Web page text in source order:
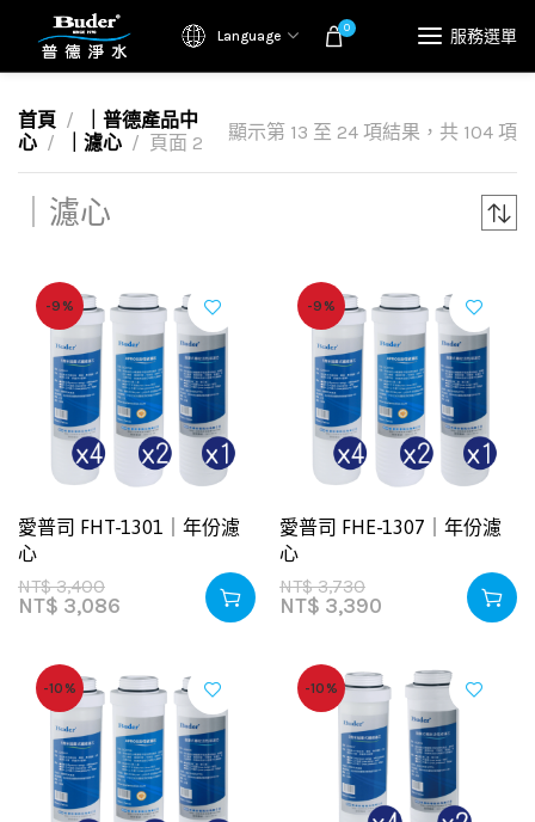
Language 0 服務選單
首頁
｜普德產品中
心
｜濾心 頁面 2 顯示第 13 至 24 項結果，共 104 項
｜濾心
-9%
愛普司 FHT-1301｜年份濾
心
NT$3,400
NT$ 3,086
-9%
愛普司 FHE-1307｜年份濾
心
NT$3,730
NT$ 3,390
-10% -10%